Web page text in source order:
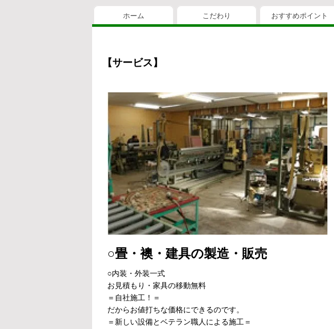
ホーム こだわり おすすめポイント
【サービス】
○畳・襖・建具の製造・販売
○内装・外装一式
お見積もり・家具の移動無料
＝自社施工！＝
だからお値打ちな価格にできるのです。
＝新しい設備とベテラン職人による施工＝